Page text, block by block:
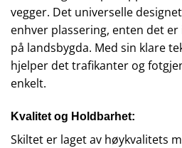
vegger. Det universelle
enhver plassering, enten det
på landsbygda. Med sin klare
hjelper det trafikanter og
enkelt.
Kvalitet og Holdbarhet:
Skiltet er laget av høykvalitets